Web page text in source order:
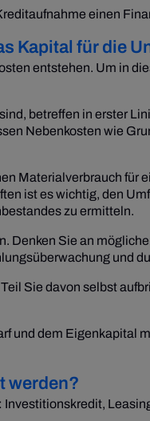
einen
Kapital für die
entstehen. Um in
betreffen in erster
Nebenkosten wie
Materialverbrauch
ist es wichtig, den
zu ermitteln.
Denken Sie an
und
Sie davon selbst
und dem Eigenkapital
werden?